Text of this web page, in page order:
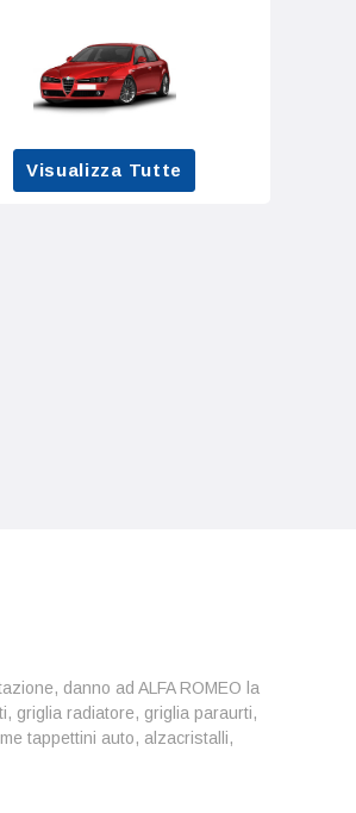
Visualizza Tutte
danno ad ALFA ROMEO la
griglia radiatore, griglia paraurti,
tappettini auto, alzacristalli,